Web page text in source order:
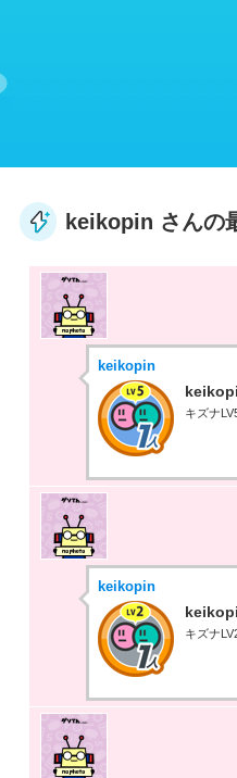
keikopin さんの
keikopin
キズナ
keikopin
キズナ